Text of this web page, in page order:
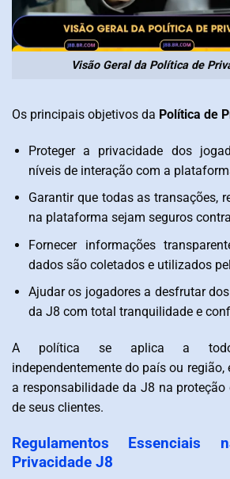
Visão Geral da Política de
Os principais objetivos da Política de
Proteger a privacidade dos
níveis de interação com a
Garantir que todas as transações,
na plataforma sejam seguros
Fornecer informações
dados são coletados e utilizados
Ajudar os jogadores a desfrutar
da J8 com total tranquilidade e
A política se aplica a
independentemente do país ou região,
a responsabilidade da J8 na
de seus clientes.
Regulamentos
Privacidade J8